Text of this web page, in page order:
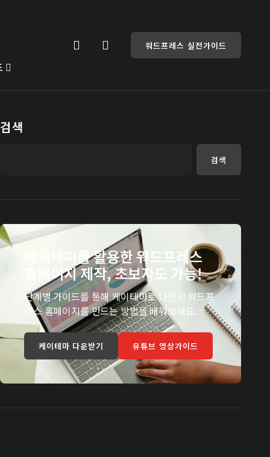
워드프레스 실전가이드
검색
검색
케이테마를 활용한 워드프레스
홈페이지 제작, 초보자도 가능!
단계별 가이드를 통해 케이테마로 나만의 워드프
레스 홈페이지를 만드는 방법을 배워보세요.
케이테마 다운받기 유튜브 영상가이드